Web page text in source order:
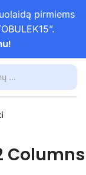
pirmiems
Columns